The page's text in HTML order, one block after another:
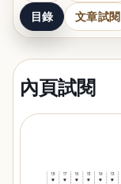
目錄 文章試閱
內頁試閱